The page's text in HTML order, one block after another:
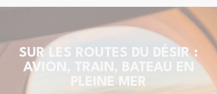
SUR LES ROUTES DU DÉSIR :
AVION, TRAIN, BATEAU EN
PLEINE MER